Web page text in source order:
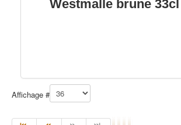
Westmalle brune 33cl
Affichage #